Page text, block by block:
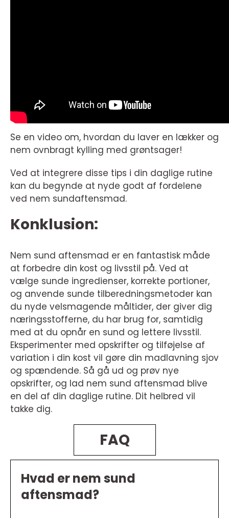
Se en video om, hvordan du laver en lækker og
nem ovnbragt kylling med grøntsager!
Ved at integrere disse tips i din daglige rutine
kan du begynde at nyde godt af fordelene
ved nem sundaftensmad.
Konklusion:
Nem sund aftensmad er en fantastisk måde
at forbedre din kost og livsstil på. Ved at
vælge sunde ingredienser, korrekte portioner,
og anvende sunde tilberedningsmetoder kan
du nyde velsmagende måltider, der giver dig
næringsstofferne, du har brug for, samtidig
med at du opnår en sund og lettere livsstil.
Eksperimenter med opskrifter og tilføjelse af
variation i din kost vil gøre din madlavning sjov
og spændende. Så gå ud og prøv nye
opskrifter, og lad nem sund aftensmad blive
en del af din daglige rutine. Dit helbred vil
takke dig.
FAQ
Hvad er nem sund
aftensmad?